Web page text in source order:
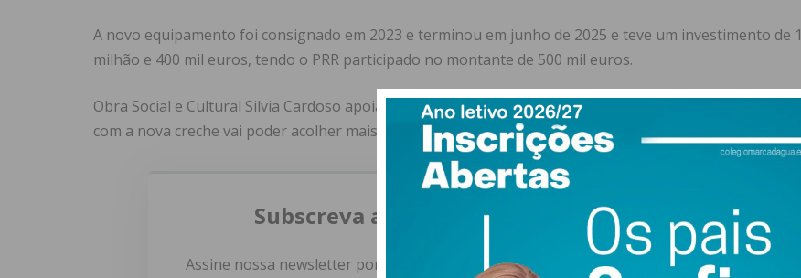
A novo equipamento foi consignado em 2023 e terminou em junho de 2025 e teve um investimento de 1
milhão e 400 mil euros, tendo o PRR participado no montante de 500 mil euros.
Obra Social e Cultural Silvia Cardoso apoia 159 utentes na área da infância,150 na área da deficiência e
com a nova creche vai poder acolher mais 42 crianças.
Subscreva a newsletter do Imediato
Assine nossa newsletter por e-mail e obtenha de forma regular a informação